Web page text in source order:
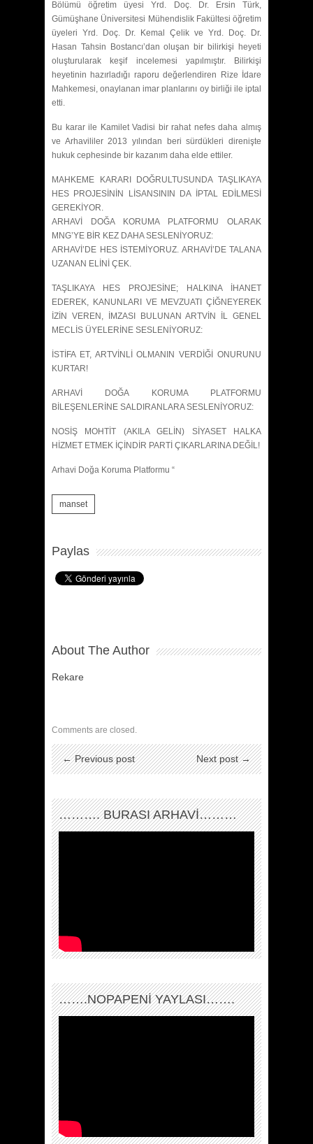
Bölümü öğretim üyesi Yrd. Doç. Dr. Ersin Türk,
Gümüşhane Üniversitesi Mühendislik Fakültesi öğretim
üyeleri Yrd. Doç. Dr. Kemal Çelik ve Yrd. Doç. Dr.
Hasan Tahsin Bostancı’dan oluşan bir bilirkişi heyeti
oluşturularak keşif incelemesi yapılmıştır. Bilirkişi
heyetinin hazırladığı raporu değerlendiren Rize İdare
Mahkemesi, onaylanan imar planlarını oy birliği ile iptal
etti.
Bu karar ile Kamilet Vadisi bir rahat nefes daha almış
ve Arhavililer 2013 yılından beri sürdükleri direnişte
hukuk cephesinde bir kazanım daha elde ettiler.
MAHKEME KARARI DOĞRULTUSUNDA TAŞLIKAYA
HES PROJESİNİN LİSANSININ DA İPTAL EDİLMESİ
GEREKİYOR.
ARHAVİ DOĞA KORUMA PLATFORMU OLARAK
MNG’YE BİR KEZ DAHA SESLENİYORUZ:
ARHAVİ’DE HES İSTEMİYORUZ. ARHAVİ’DE TALANA
UZANAN ELİNİ ÇEK.
TAŞLIKAYA HES PROJESİNE; HALKINA İHANET
EDEREK, KANUNLARI VE MEVZUATI ÇİĞNEYEREK
İZİN VEREN, İMZASI BULUNAN ARTVİN İL GENEL
MECLİS ÜYELERİNE SESLENİYORUZ:
İSTİFA ET, ARTVİNLİ OLMANIN VERDİĞİ ONURUNU
KURTAR!
ARHAVİ DOĞA KORUMA PLATFORMU
BİLEŞENLERİNE SALDIRANLARA SESLENİYORUZ:
NOSİŞ MOHTİT (AKILA GELİN) SİYASET HALKA
HİZMET ETMEK İÇİNDİR PARTİ ÇIKARLARINA DEĞİL!
Arhavi Doğa Koruma Platformu “
manset
Paylas
About The Author
Rekare
Comments are closed.
← Previous post Next post →
………. BURASI ARHAVİ………
…….NOPAPENİ YAYLASI…….